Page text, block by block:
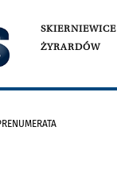
SKIERNIEWICE
ŻYRARDÓW